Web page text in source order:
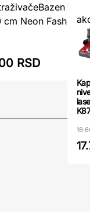
za
Neon Fashion
RSD